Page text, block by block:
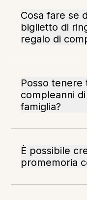
Cosa fare se
biglietto di
regalo di
Posso tenere
compleanni
famiglia?
È possibile
promemoria